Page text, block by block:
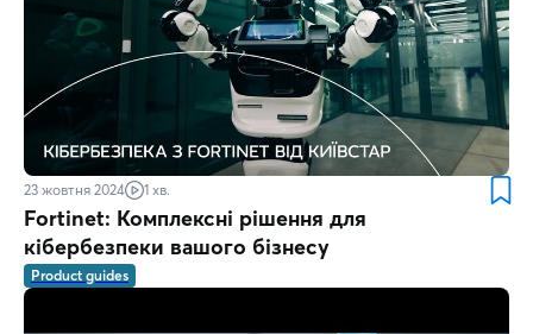
23 жовтня 2024 1 хв.
Fortinet: Комплексні рішення для
кібербезпеки вашого бізнесу
Product guides